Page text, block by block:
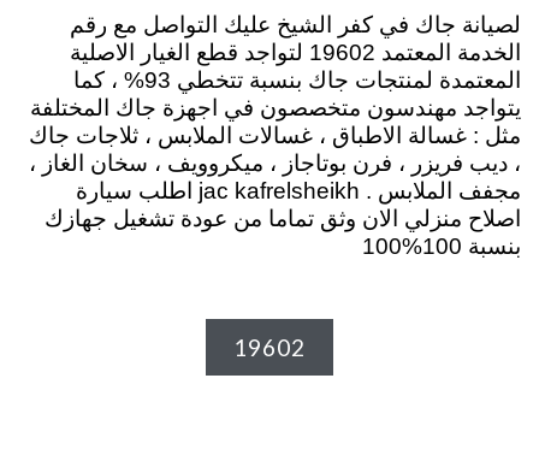
لصيانة جاك في كفر الشيخ عليك التواصل مع رقم
الخدمة المعتمد 19602 لتواجد قطع الغيار الاصلية
المعتمدة لمنتجات جاك بنسبة تتخطي 93% ، كما
يتواجد مهندسون متخصصون في اجهزة جاك المختلفة
مثل : غسالة الاطباق ، غسالات الملابس ، ثلاجات جاك
، ديب فريزر ، فرن بوتاجاز ، ميكروويف ، سخان الغاز ،
مجفف الملابس . jac kafrelsheikh اطلب سيارة
اصلاح منزلي الان وثق تماما من عودة تشغيل جهازك
بنسبة 100%100
19602